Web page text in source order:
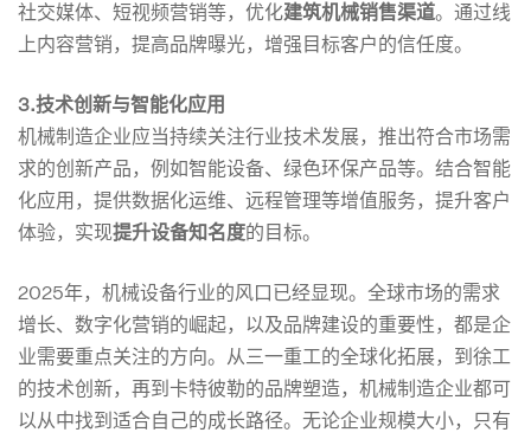
社交媒体、短视频营销等，优化建筑机械销售渠道。通过线
上内容营销，提高品牌曝光，增强目标客户的信任度。
3.技术创新与智能化应用
机械制造企业应当持续关注行业技术发展，推出符合市场需
求的创新产品，例如智能设备、绿色环保产品等。结合智能
化应用，提供数据化运维、远程管理等增值服务，提升客户
体验，实现提升设备知名度的目标。
2025年，机械设备行业的风口已经显现。全球市场的需求
增长、数字化营销的崛起，以及品牌建设的重要性，都是企
业需要重点关注的方向。从三一重工的全球化拓展，到徐工
的技术创新，再到卡特彼勒的品牌塑造，机械制造企业都可
以从中找到适合自己的成长路径。无论企业规模大小，只有